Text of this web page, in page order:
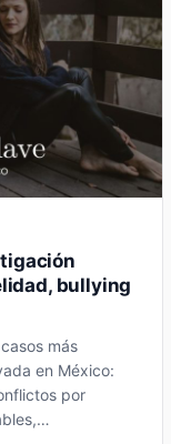
bullying
más
en México:
por